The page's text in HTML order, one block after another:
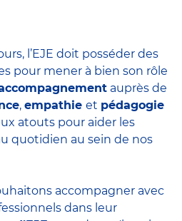
l’EJE doit posséder des
pour mener à bien son rôle
auprès de
, empathie et pédagogie
atouts pour aider les
quotidien au sein de nos
accompagner avec
dans leur